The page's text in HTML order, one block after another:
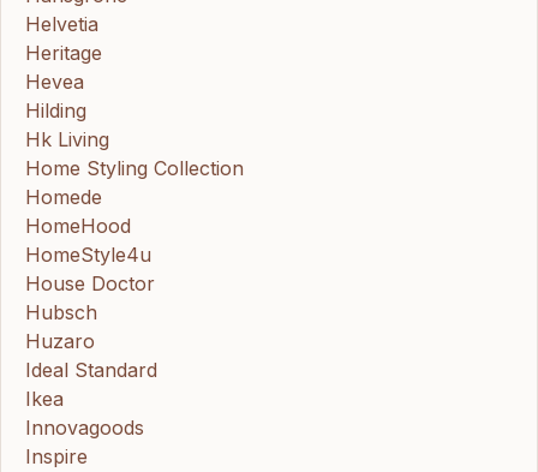
Helvetia
Heritage
Hevea
Hilding
Hk Living
Home Styling Collection
Homede
HomeHood
HomeStyle4u
House Doctor
Hubsch
Huzaro
Ideal Standard
Ikea
Innovagoods
Inspire